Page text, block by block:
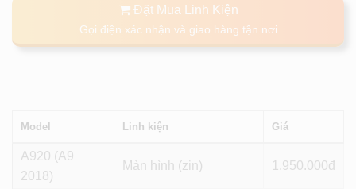
Đặt Mua Linh Kiện
Gọi điện xác nhận và giao hàng tận nơi
Model Linh kiện Giá
A920 (A9
2018)
Màn hình (zin) 1.950